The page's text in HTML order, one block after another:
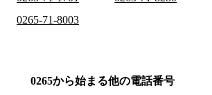
0265-71-8003
0265から始まる他の電話番号